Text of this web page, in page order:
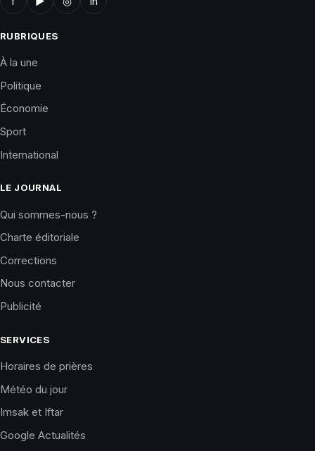
RUBRIQUES
À la une
Politique
Économie
Sport
International
LE JOURNAL
Qui sommes-nous ?
Charte éditoriale
Corrections
Nous contacter
Publicité
SERVICES
Horaires de prières
Météo du jour
Imsak et Iftar
Google Actualités